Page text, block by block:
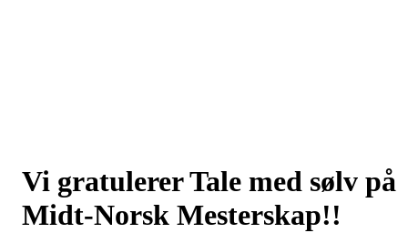
Vi gratulerer Tale med sølv på
Midt-Norsk Mesterskap!!